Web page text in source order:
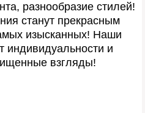
разнообразие стилей!
станут прекрасным
изысканных! Наши
индивидуальности и
взгляды!